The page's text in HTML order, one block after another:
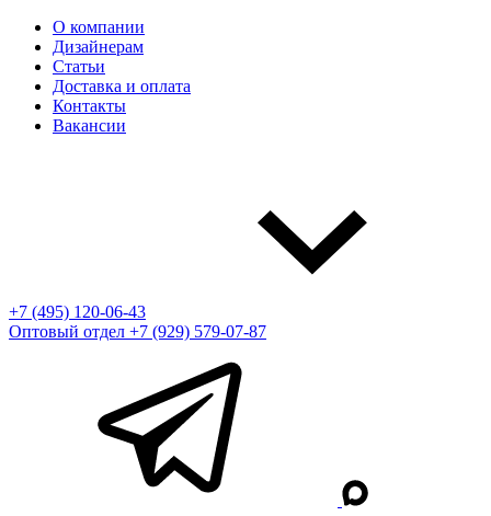
О компании
Дизайнерам
Статьи
Доставка и оплата
Контакты
Вакансии
+7 (495) 120-06-43
Оптовый отдел +7 (929) 579-07-87